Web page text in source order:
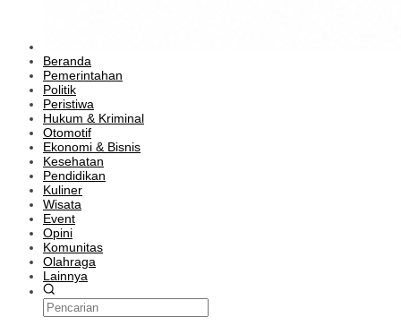
Beranda
Pemerintahan
Politik
Peristiwa
Hukum & Kriminal
Otomotif
Ekonomi & Bisnis
Kesehatan
Pendidikan
Kuliner
Wisata
Event
Opini
Komunitas
Olahraga
Lainnya